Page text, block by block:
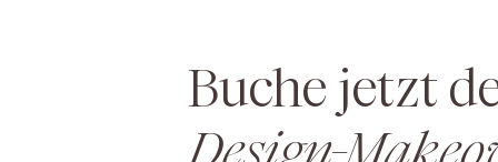
Buche jetzt